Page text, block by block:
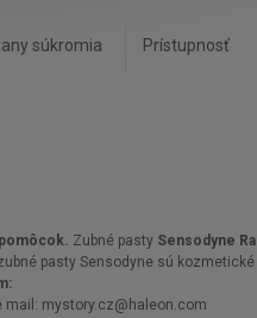
súkromia Prístupnosť
Zubné pasty Sensodyne
pasty Sensodyne sú kozmetické
mail: mystory.cz@haleon.com